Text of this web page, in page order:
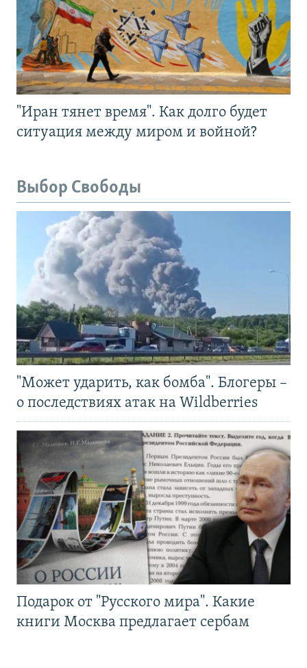
"Иран тянет время". Как долго будет
ситуация между миром и войной?
Выбор Свободы
"Может ударить, как бомба". Блогеры –
о последствиях атак на Wildberries
Подарок от "Русского мира". Какие
книги Москва предлагает сербам